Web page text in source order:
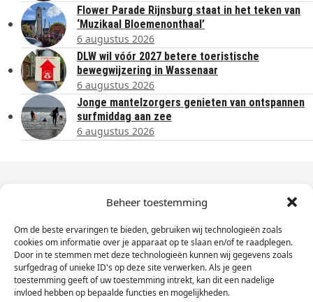
Beheer toestemming
Om de beste ervaringen te bieden, gebruiken wij technologieën zoals
cookies om informatie over je apparaat op te slaan en/of te raadplegen.
Door in te stemmen met deze technologieën kunnen wij gegevens zoals
surfgedrag of unieke ID's op deze site verwerken. Als je geen
toestemming geeft of uw toestemming intrekt, kan dit een nadelige
invloed hebben op bepaalde functies en mogelijkheden.
Flower Parade Rijnsburg staat in het teken van
‘Muzikaal Bloemenonthaal’
6 augustus 2026
DLW wil vóór 2027 betere toeristische
bewegwijzering in Wassenaar
6 augustus 2026
Jonge mantelzorgers genieten van ontspannen
surfmiddag aan zee
6 augustus 2026
Dagelijks het laatste nieuws in je e-mail?
Vul
hier
je
e-
Sign Up